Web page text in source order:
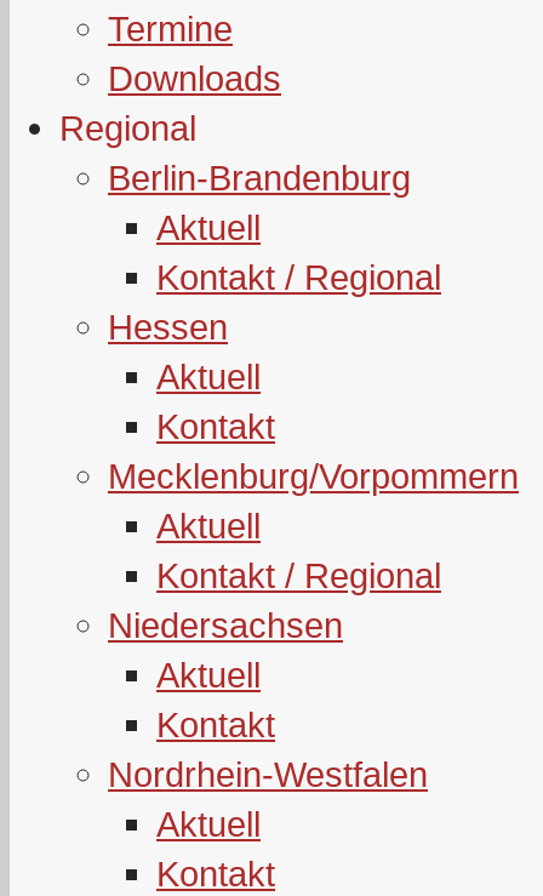
Termine
Downloads
Regional
Berlin-Brandenburg
Aktuell
Kontakt / Regional
Hessen
Aktuell
Kontakt
Mecklenburg/Vorpommern
Aktuell
Kontakt / Regional
Niedersachsen
Aktuell
Kontakt
Nordrhein-Westfalen
Aktuell
Kontakt